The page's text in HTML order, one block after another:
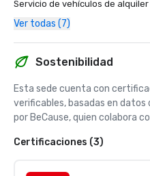
Servicio de vehículos de alquiler
Ver todas (7)
Sostenibilidad
Esta sede cuenta con
verificables, basadas en
por BeCause, quien colabora
Certificaciones (3)